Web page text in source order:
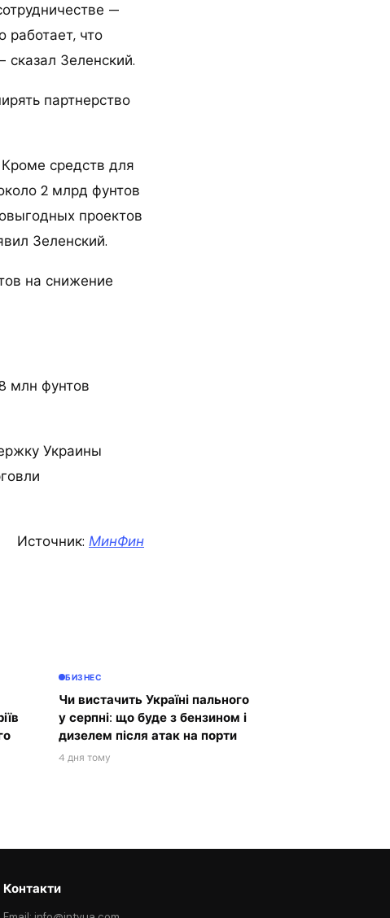
—
работает, что
Зеленский.
партнерство
средств для
2 млрд фунтов
проектов
Зеленский.
на снижение
млн фунтов
Украины
Источник: МинФин
БИЗНЕС
Чи вистачить Україні пального
у серпні: що буде з бензином і
дизелем після атак на порти
4 дня тому
Контакти